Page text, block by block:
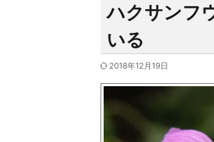
ハクサンフ
いる
2018年12月19日